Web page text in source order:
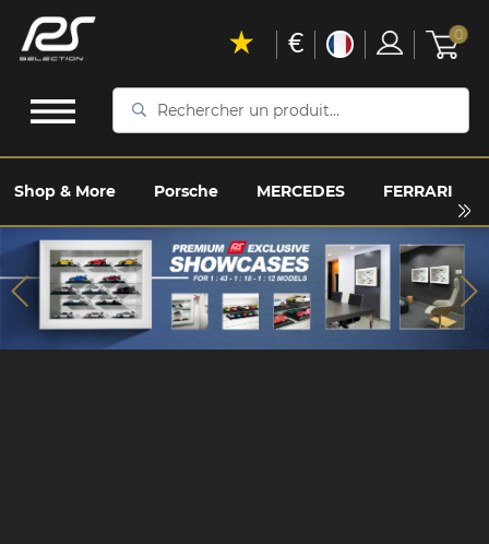
Rechercher
produit...
Shop & More Porsche MERCEDES FERRARI
€ 0